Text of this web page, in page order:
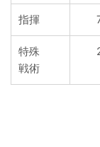
指揮
特殊
戦術